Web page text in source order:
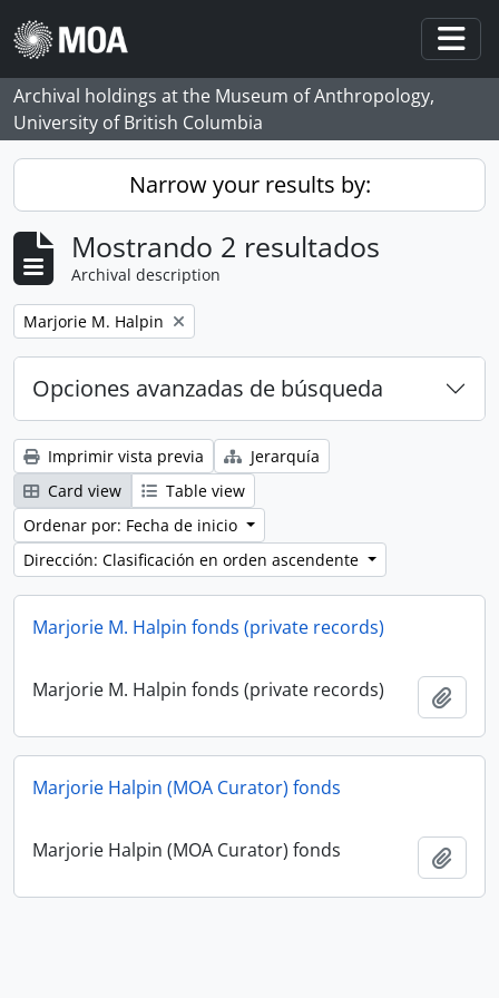
Skip to main content
Archival holdings at the Museum of Anthropology,
University of British Columbia
Narrow your results by:
Mostrando 2 resultados
Archival description
Remove filter:
Marjorie M. Halpin
Opciones avanzadas de búsqueda
Imprimir vista previa
Jerarquía
Card view
Table view
Ordenar por: Fecha de inicio
Dirección: Clasificación en orden ascendente
Marjorie M. Halpin fonds (private records)
Marjorie M. Halpin fonds (private records)
Marjorie Halpin (MOA Curator) fonds
Marjorie Halpin (MOA Curator) fonds